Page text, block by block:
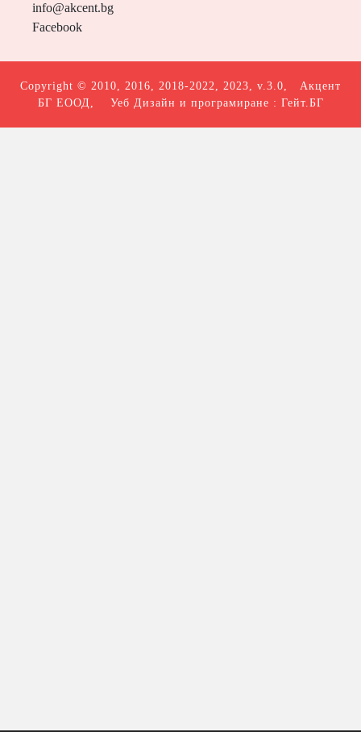
info@akcent.bg
Facebook
Copyright © 2010, 2016, 2018-2022, 2023, v.3.0, Акцент
БГ ЕООД , Уеб Дизайн и програмиране : Гейт.БГ